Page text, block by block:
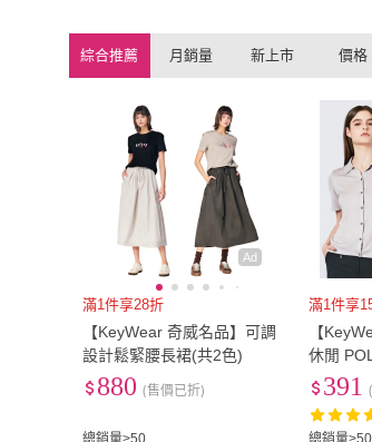
綜合推薦 月銷量 新上市 價格
Ad
滿1件享28折
【KeyWear 奇威名品】可調
設計鬆緊腰長裙(共2色)
總銷量>50
880 (售價已折)
滿1件享
【
休閒
任選)
總銷量
391